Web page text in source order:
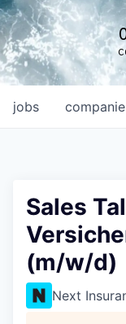
jobs
Sales
(m/w/d)
Next